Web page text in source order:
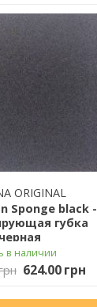
ORIGINAL
Sponge black -
губка
черная
в наличии
624.00 грн